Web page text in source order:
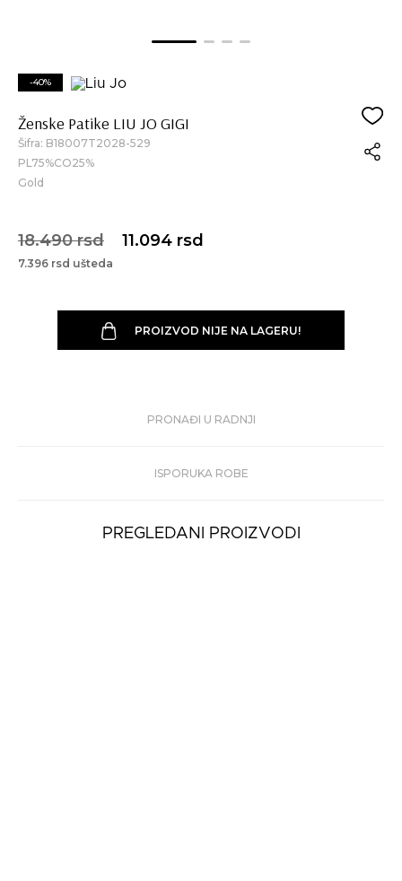
-40%
Ženske Patike LIU JO GIGI
Šifra: B18007T2028-529
PL75%CO25%
Gold
18.490 rsd 11.094 rsd
7.396 rsd ušteda
PROIZVOD NIJE NA LAGERU!
PRONAĐI U RADNJI
ISPORUKA ROBE
PREGLEDANI PROIZVODI